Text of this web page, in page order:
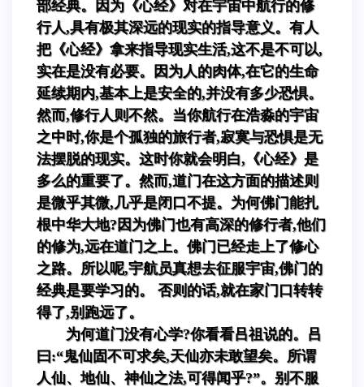
部经典。因为《心经》对在宇宙中航行的修
行人,具有极其深远的现实的指导意义。有人
把《心经》拿来指导现实生活,这不是不可以,
实在是没有必要。因为人的肉体,在它的生命
延续期内,基本上是安全的,并没有多少恐惧。
然而,修行人则不然。当你航行在浩淼的宇宙
之中时,你是个孤独的旅行者,寂寞与恐惧是无
法摆脱的现实。这时你就会明白,《心经》是
多么的重要了。然而,道门在这方面的描述则
是微乎其微,几乎是闭口不提。为何佛门能扎
根中华大地?因为佛门也有高深的修行者,他们
的修为,远在道门之上。佛门已经走上了修心
之路。所以呢,宇航员真想去征服宇宙,佛门的
经典是要学习的。 否则的话,就在家门口转转
得了,别跑远了。
为何道门没有心学?你看看吕祖说的。吕
曰:“鬼仙固不可求矣,天仙亦未敢望矣。所谓
人仙、地仙、神仙之法,可得闻乎?”。别不服